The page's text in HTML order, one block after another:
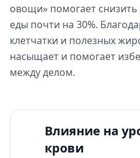
овощи» помогает
еды почти на 30%.
клетчатки и полезных
насыщает и помогает
между делом.
Влияние на
крови